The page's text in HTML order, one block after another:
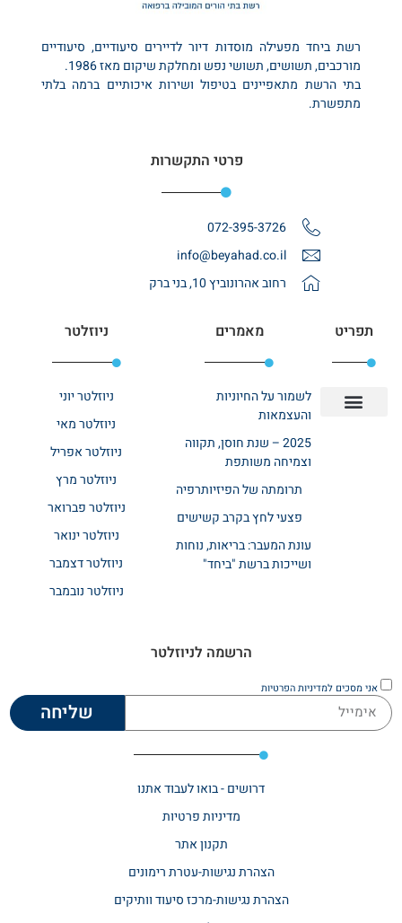
רשת ביחד מפעילה מוסדות דיור לדיירים סיעודיים, סיעודיים
מורכבים, תשושים, תשושי נפש ומחלקת שיקום מאז 1986.
בתי הרשת מתאפיינים בטיפול ושירות איכותיים ברמה בלתי
מתפשרת.
פרטי התקשרות
072-395-3726
info@beyahad.co.il
רחוב אהרונוביץ 10, בני ברק
תפריט מאמרים
לשמור על החיוניות
והעצמאות
2025 – שנת חוסן, תקווה
וצמיחה משותפת
תרומתה של הפיזיותרפיה
פצעי לחץ בקרב קשישים
עונת המעבר: בריאות, נוחות
ושייכות ברשת "ביחד"
ניוזלטר
ניוזלטר יוני
ניוזלטר מאי
ניוזלטר אפריל
ניוזלטר מרץ
ניוזלטר פברואר
ניוזלטר ינואר
ניוזלטר דצמבר
ניוזלטר נובמבר
הרשמה לניוזלטר
אני מסכים למדיניות הפרטיות
שליחה
דרושים - בואו לעבוד אתנו
מדיניות פרטיות
תקנון אתר​
הצהרת נגישות-עטרת רימונים
הצהרת נגישות-מרכז סיעוד וותיקים